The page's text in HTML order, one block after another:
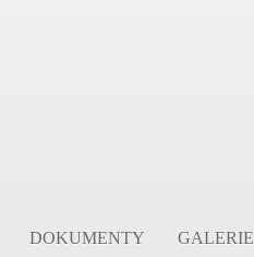
DOKUMENTY GALERIE